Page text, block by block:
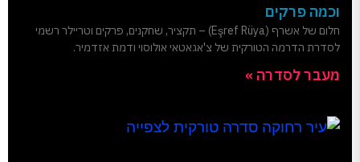
וכמה פרקים
חלום של אשרף (Eşref Rüya) – תקציר, שחקנים, פרקים וטריילר רשמי
לסדרת הדרמה הטורקית של צ'אגאטאי אולוסוי ודמת אזדמיר.
מעבר לסדרה »